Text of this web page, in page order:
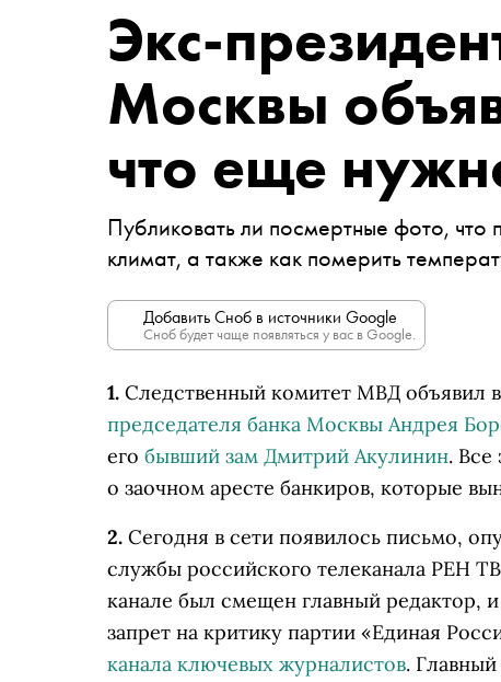
Экс-
Москвы
что еще
Публиковать ли посмертные фото,
климат, а также как померить
Добавить Сноб в источники Google
Сноб будет чаще появляться у вас в Google.
1. Следственный комитет МВД объявил
председателя банка Москвы Андрея
его бывший зам Дмитрий Акулинин. Все
о заочном аресте банкиров, которые
2. Сегодня в сети появилось письмо,
службы российского телеканала РЕН
канале был смещен главный редактор,
запрет на критику партии «Единая
канала ключевых журналистов.